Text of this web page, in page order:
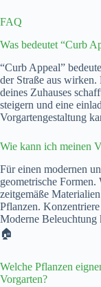
FAQ
Was bedeutet “Curb
“Curb Appeal”
der Straße aus
deines Zuhauses
steigern und eine
Vorgartengestaltung
Wie kann ich meinen
Für einen modernen
geometrische
zeitgemäße
Pflanzen.
Moderne Beleuchtung
🏠
Welche Pflanzen
Vorgarten?